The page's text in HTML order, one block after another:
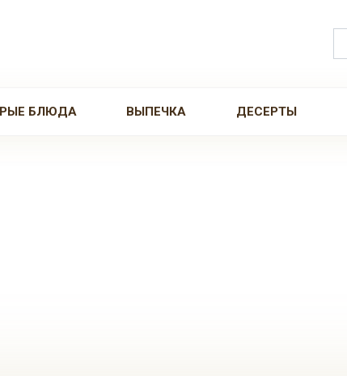
БЛЮДА ВЫПЕЧКА ДЕСЕРТЫ